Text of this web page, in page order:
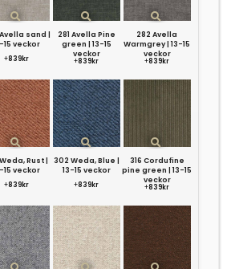
sand |
15 veckor
+839kr
281 Avella Pine
green | 13-15
veckor
+839kr
282 Avella
Warmgrey | 13-15
veckor
+839kr
Rust |
15 veckor
+839kr
302 Weda, Blue |
13-15 veckor
+839kr
316 Cordufine
pine green | 13-15
veckor
+839kr